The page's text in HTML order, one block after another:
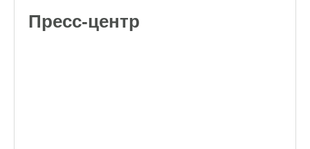
Пресс-центр